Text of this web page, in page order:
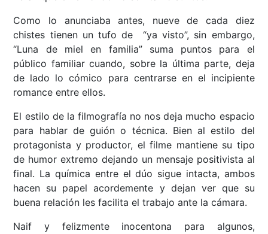
Como lo anunciaba antes, nueve de cada diez
chistes tienen un tufo de “ya visto”, sin embargo,
“Luna de miel en familia” suma puntos para el
público familiar cuando, sobre la última parte, deja
de lado lo cómico para centrarse en el incipiente
romance entre ellos.
El estilo de la filmografía no nos deja mucho espacio
para hablar de guión o técnica. Bien al estilo del
protagonista y productor, el filme mantiene su tipo
de humor extremo dejando un mensaje positivista al
final. La química entre el dúo sigue intacta, ambos
hacen su papel acordemente y dejan ver que su
buena relación les facilita el trabajo ante la cámara.
Naif y felizmente inocentona para algunos,